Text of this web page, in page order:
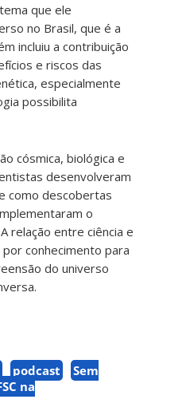
que ele
no Brasil, que é a
incluiu a contribuição
e riscos das
especialmente
possibilita
cósmica, biológica e
desenvolveram
como descobertas
o
relação entre ciência e
conhecimento para
do universo
podcast
Sem
na